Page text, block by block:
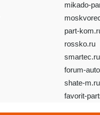
mikado-
part-
rossko.ru
smartec.ru
forum-
shate-m.ru
favorit-